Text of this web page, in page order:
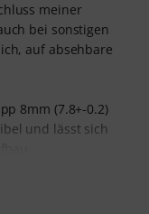
meiner
bei sonstigen
auf absehbare
8mm (7.8+-0.2)
und lässt sich